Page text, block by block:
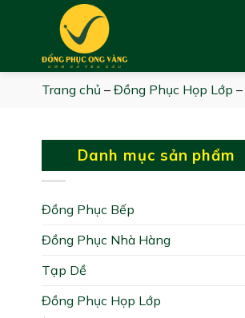
Trang chủ – Đồng Phục Họp Lớp –
Danh mục sản phẩm
Đồng Phục Bếp
Đồng Phục Nhà Hàng
Tạp Dề
Đồng Phục Họp Lớp